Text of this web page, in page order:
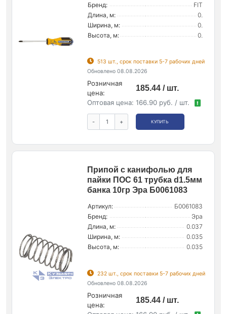
Бренд:
FIT
Длина, м:
0.
Ширина, м:
0.
Высота, м:
0.
513 шт., срок поставки 5-7 рабочих дней
Обновлено 08.08.2026
Розничная
цена:
185.44 / шт.
Оптовая цена: 166.90 руб. / шт. !
- + КУПИТЬ
Припой с канифолью для
пайки ПОС 61 трубка d1.5мм
банка 10гр Эра Б0061083
Артикул:
Б0061083
Бренд:
Эра
Длина, м:
0.037
Ширина, м:
0.035
Высота, м:
0.035
232 шт., срок поставки 5-7 рабочих дней
Обновлено 08.08.2026
Розничная
цена:
185.44 / шт.